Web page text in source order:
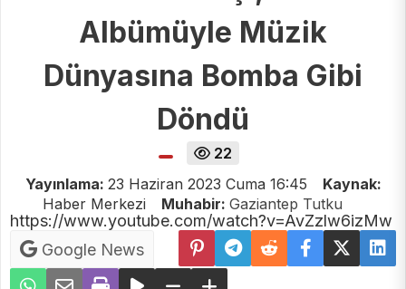
Albümüyle Müzik
Dünyasına Bomba Gibi
Döndü
22
Yayınlama: 23 Haziran 2023 Cuma 16:45
Kaynak:
Haber Merkezi
Muhabir: Gaziantep Tutku
https://www.youtube.com/watch?v=AvZzlw6izMw
Google News